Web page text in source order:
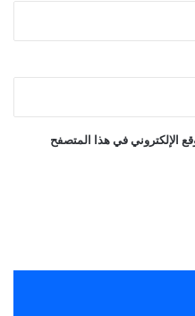
الإلكتروني في هذا المتصفح